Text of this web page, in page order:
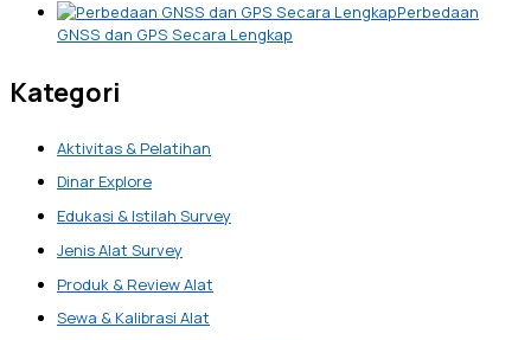
Perbedaan
GNSS dan GPS Secara Lengkap
Kategori
Aktivitas & Pelatihan
Dinar Explore
Edukasi & Istilah Survey
Jenis Alat Survey
Produk & Review Alat
Sewa & Kalibrasi Alat